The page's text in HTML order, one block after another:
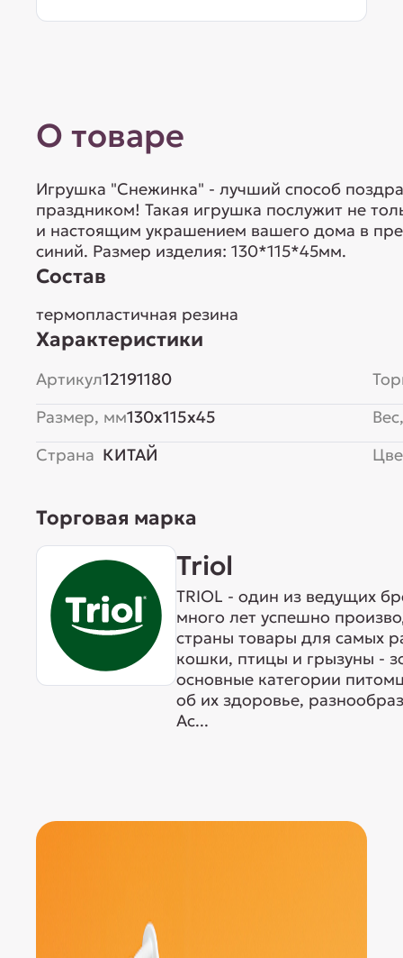
О товаре
Игрушка "Снежинка" - лучший способ
праздником! Такая игрушка послужит не
и настоящим украшением вашего дома в
синий. Размер изделия: 130*115*45мм.
Состав
термопластичная резина
Характеристики
Артикул12191180
Размер, мм130x115x45
Страна КИТАЙ
Торговая марка
Triol
TRIOL - один из ведущих
много лет успешно
страны товары для самых
кошки, птицы и грызуны -
основные категории
об их здоровье,
Ас...